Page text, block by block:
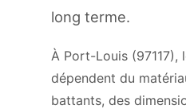
long terme.
À Port-Louis (97117),
dépendent du
battants, des